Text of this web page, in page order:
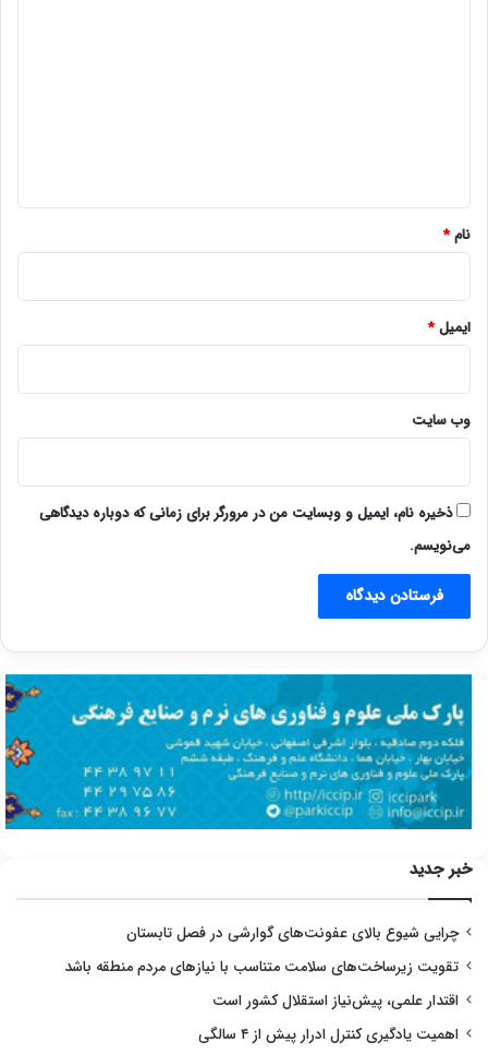
نام*
ایمیل*
وب‌ سایت
ذخیره نام، ایمیل و وبسایت من در مرورگر برای زمانی که دوباره دیدگاهی
می‌نویسم.
خبر جدید
چرایی شیوع بالای عفونت‌های گوارشی در فصل تابستان
تقویت زیرساخت‌های سلامت متناسب با نیازهای مردم منطقه باشد
اقتدار علمی، پیش‌نیاز استقلال کشور است
اهمیت یادگیری کنترل ادرار پیش از ۴ سالگی